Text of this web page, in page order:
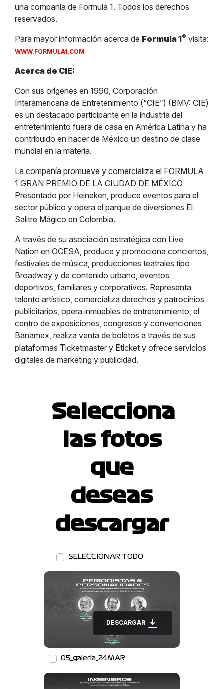
una compañía de Formula 1. Todos los derechos
reservados.
Para mayor información acerca de Formula 1® visita:
WWW.FORMULA1.COM
Acerca de CIE:
Con sus orígenes en 1990, Corporación
Interamericana de Entretenimiento (“CIE”) (BMV: CIE)
es un destacado participante en la industria del
entretenimiento fuera de casa en América Latina y ha
contribuido en hacer de México un destino de clase
mundial en la materia.
La compañía promueve y comercializa el FORMULA
1 GRAN PREMIO DE LA CIUDAD DE MÉXICO
Presentado por Heineken, produce eventos para el
sector público y opera el parque de diversiones El
Salitre Mágico en Colombia.
A través de su asociación estratégica con Live
Nation en OCESA, produce y promociona conciertos,
festivales de música, producciones teatrales tipo
Broadway y de contenido urbano, eventos
deportivos, familiares y corporativos. Representa
talento artístico, comercializa derechos y patrocinios
publicitarios, opera inmuebles de entretenimiento, el
centro de exposiciones, congresos y convenciones
Banamex, realiza venta de boletos a través de sus
plataformas Ticketmaster y Eticket y ofrece servicios
digitales de marketing y publicidad.
Selecciona
las fotos
que
deseas
descargar
SELECCIONAR TODO
DESCARGAR
05_galeria_24MAR